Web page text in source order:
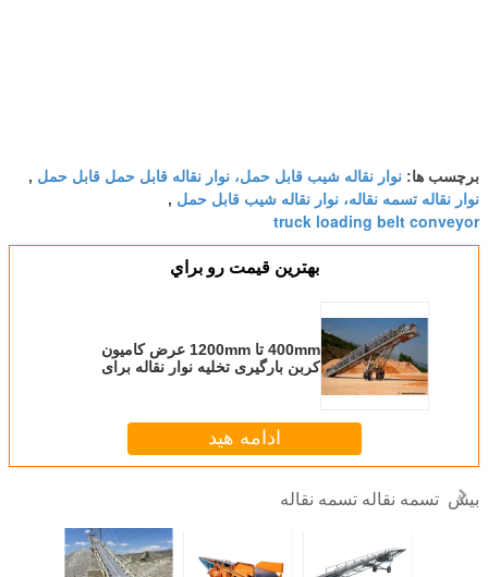
برچسب ها: نوار نقاله شیب قابل حمل، نوار نقاله قابل حمل قابل حمل ,
نوار نقاله تسمه نقاله، نوار نقاله شیب قابل حمل ,
truck loading belt conveyor
بهترين قيمت رو براي
400mm تا 1200mm عرض کامیون
کربن بارگیری تخلیه نوار نقاله برای
ادامه هید
بیش تسمه نقاله تسمه نقاله